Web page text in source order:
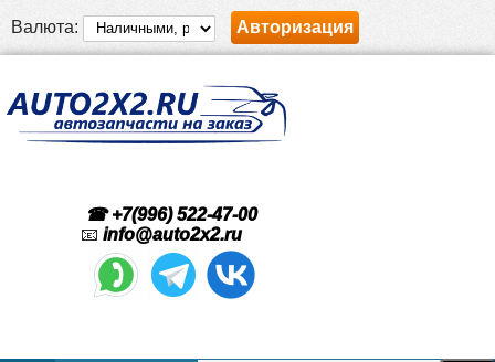
Валюта: Авторизация
☎ +7(996) 522-47-00
📧 info@auto2x2.ru